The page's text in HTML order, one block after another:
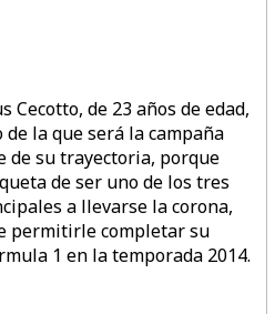
Cecotto, de 23 años de edad,
la que será la campaña
de su trayectoria, porque
de ser uno de los tres
a llevarse la corona,
permitirle completar su
1 en la temporada 2014.